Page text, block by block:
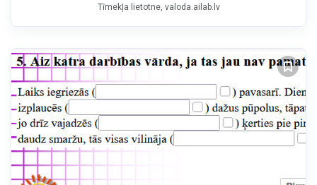
Tīmekļa lietotne valoda.ailab.lv